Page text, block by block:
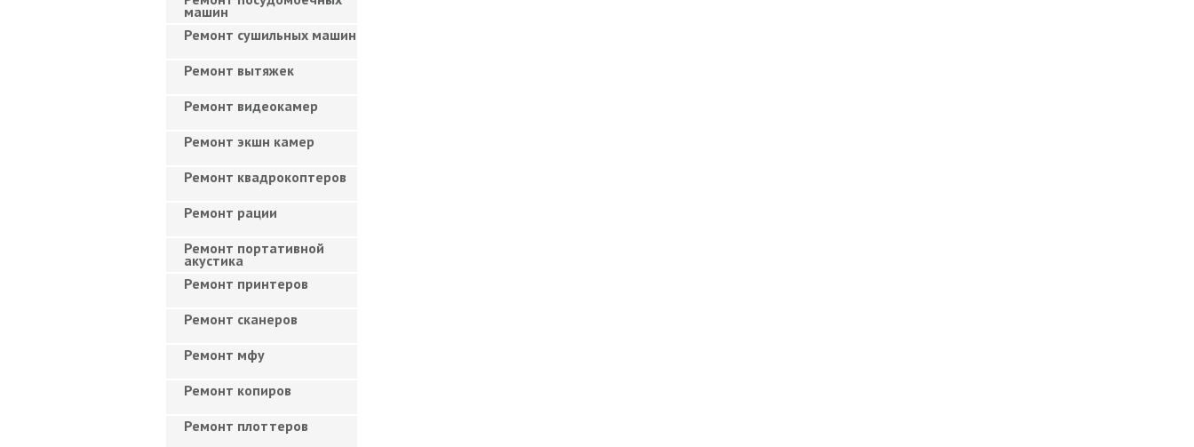
машин
Ремонт сушильных машин
Ремонт вытяжек
Ремонт видеокамер
Ремонт экшн камер
Ремонт квадрокоптеров
Ремонт рации
Ремонт портативной
акустика
Ремонт принтеров
Ремонт сканеров
Ремонт мфу
Ремонт копиров
Ремонт плоттеров